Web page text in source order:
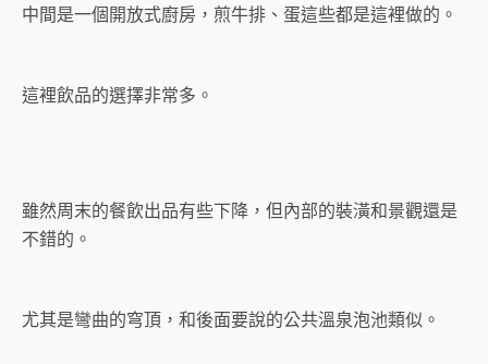
中間是一個開放式廚房，煎牛排、蛋這些都是這裡做的。
這裡飲品的選擇非常多。
雖然周末的餐飲出品有些下降，但內部的裝潢和景觀還是
不錯的。
尤其是彎曲的穹頂，和後面要說的公共溫泉泡池類似。